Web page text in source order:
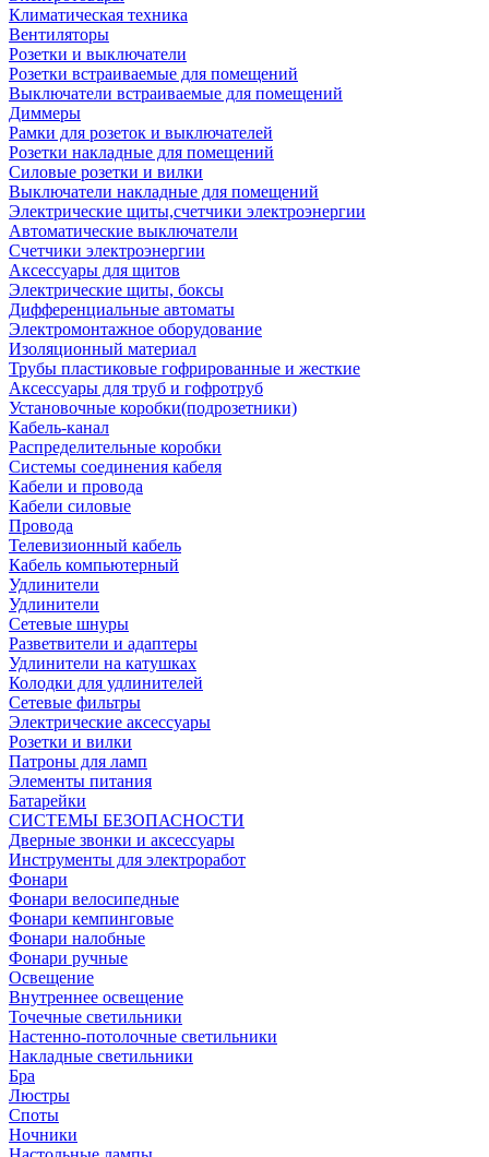
Климатическая техника
Вентиляторы
Розетки и выключатели
Розетки встраиваемые для помещений
Выключатели встраиваемые для помещений
Диммеры
Рамки для розеток и выключателей
Розетки накладные для помещений
Силовые розетки и вилки
Выключатели накладные для помещений
Электрические щиты,счетчики электроэнергии
Автоматические выключатели
Счетчики электроэнергии
Аксессуары для щитов
Электрические щиты, боксы
Дифференциальные автоматы
Электромонтажное оборудование
Изоляционный материал
Трубы пластиковые гофрированные и жесткие
Аксессуары для труб и гофротруб
Установочные коробки(подрозетники)
Кабель-канал
Распределительные коробки
Системы соединения кабеля
Кабели и провода
Кабели силовые
Провода
Телевизионный кабель
Кабель компьютерный
Удлинители
Удлинители
Сетевые шнуры
Разветвители и адаптеры
Удлинители на катушках
Колодки для удлинителей
Сетевые фильтры
Электрические аксессуары
Розетки и вилки
Патроны для ламп
Элементы питания
Батарейки
СИСТЕМЫ БЕЗОПАСНОСТИ
Дверные звонки и аксессуары
Инструменты для электроработ
Фонари
Фонари велосипедные
Фонари кемпинговые
Фонари налобные
Фонари ручные
Освещение
Внутреннее освещение
Точечные светильники
Настенно-потолочные светильники
Накладные светильники
Бра
Люстры
Споты
Ночники